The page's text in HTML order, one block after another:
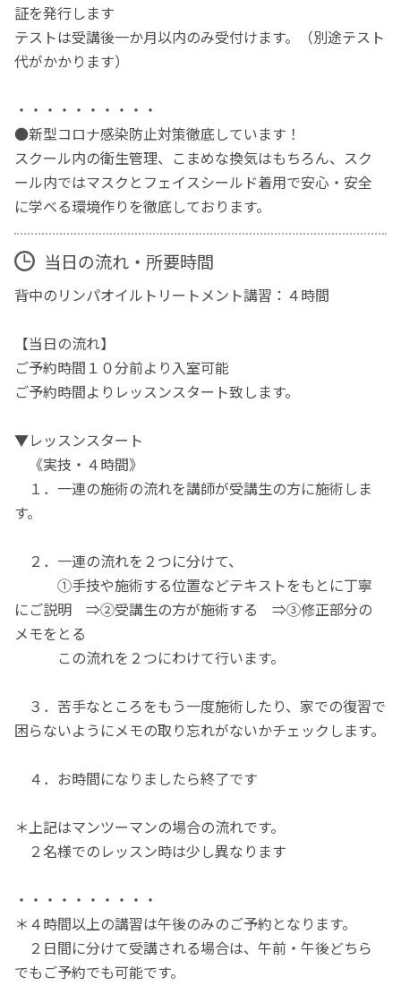
証を発行します
テストは受講後一か月以内のみ受付けます。（別途テスト
代がかかります）
・・・・・・・・・・
●新型コロナ感染防止対策徹底しています！
スクール内の衛生管理、こまめな換気はもちろん、スク
ール内ではマスクとフェイスシールド着用で安心・安全
に学べる環境作りを徹底しております。
当日の流れ・所要時間
背中のリンパオイルトリートメント講習：４時間
【当日の流れ】
ご予約時間１０分前より入室可能
ご予約時間よりレッスンスタート致します。
▼レッスンスタート
《実技・４時間》
１．一連の施術の流れを講師が受講生の方に施術しま
す。
２．一連の流れを２つに分けて、
①手技や施術する位置などテキストをもとに丁寧
にご説明 ⇒②受講生の方が施術する ⇒③修正部分の
メモをとる
この流れを２つにわけて行います。
３．苦手なところをもう一度施術したり、家での復習で
困らないようにメモの取り忘れがないかチェックします。
４．お時間になりましたら終了です
＊上記はマンツーマンの場合の流れです。
２名様でのレッスン時は少し異なります
・・・・・・・・・・
＊４時間以上の講習は午後のみのご予約となります。
２日間に分けて受講される場合は、午前・午後どちら
でもご予約でも可能です。